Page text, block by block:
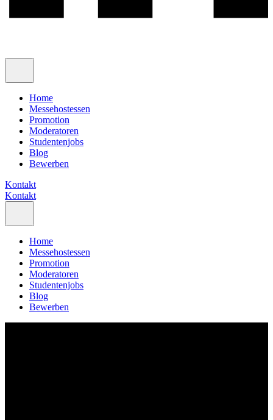
Home
Messehostessen
Promotion
Moderatoren
Studentenjobs
Blog
Bewerben
Kontakt
Kontakt
Home
Messehostessen
Promotion
Moderatoren
Studentenjobs
Blog
Bewerben